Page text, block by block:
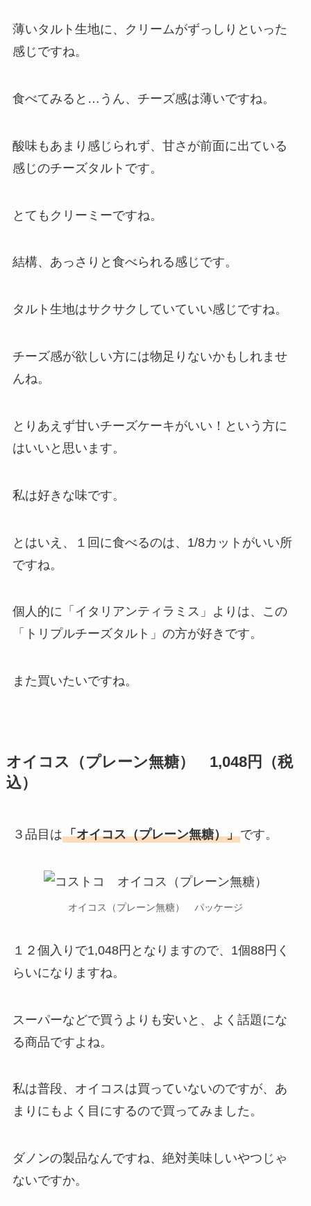
薄いタルト生地に、クリームがずっしりといった
感じですね。
食べてみると…うん、チーズ感は薄いですね。
酸味もあまり感じられず、甘さが前面に出ている
感じのチーズタルトです。
とてもクリーミーですね。
結構、あっさりと食べられる感じです。
タルト生地はサクサクしていていい感じですね。
チーズ感が欲しい方には物足りないかもしれませ
んね。
とりあえず甘いチーズケーキがいい！という方に
はいいと思います。
私は好きな味です。
とはいえ、１回に食べるのは、1/8カットがいい所
ですね。
個人的に「イタリアンティラミス」よりは、この
「トリプルチーズタルト」の方が好きです。
また買いたいですね。
オイコス（プレーン無糖） 1,048円（税
込）
３品目は「オイコス（プレーン無糖）」です。
オイコス（プレーン無糖） パッケージ
１２個入りで1,048円となりますので、1個88円く
らいになりますね。
スーパーなどで買うよりも安いと、よく話題にな
る商品ですよね。
私は普段、オイコスは買っていないのですが、あ
まりにもよく目にするので買ってみました。
ダノンの製品なんですね、絶対美味しいやつじゃ
ないですか。